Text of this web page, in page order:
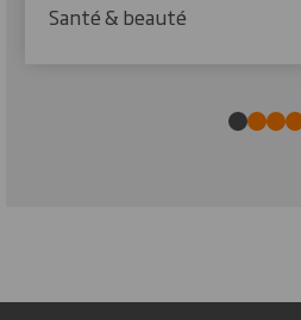
Santé & beauté